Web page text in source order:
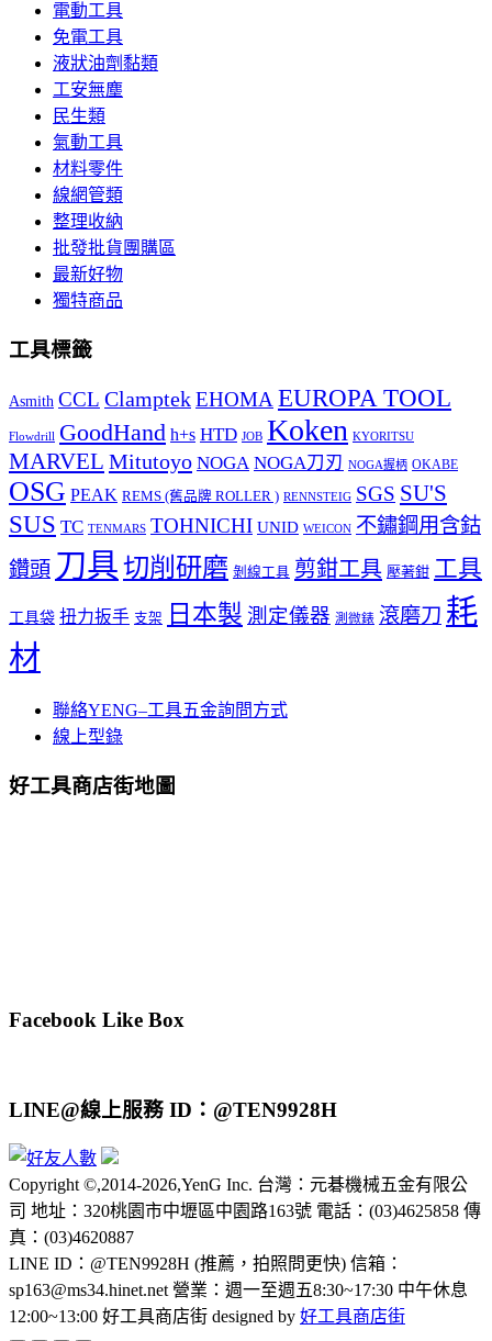
電動工具
免電工具
液狀油劑黏類
工安無塵
民生類
氣動工具
材料零件
線網管類
整理收納
批發批貨團購區
最新好物
獨特商品
工具標籤
Asmith CCL ClamptekEHOMA EUROPA TOOL
Flowdrill GoodHand h+s HTD JOB Koken KYORITSU
MARVEL Mitutoyo NOGA NOGA刀刃 NOGA握柄 OKABE
OSG PEAK REMS (舊品牌 ROLLER ) RENNSTEIG SGS SU'S
SUS TC TENMARS TOHNICHI UNID WEICON 不鏽鋼用含鈷
鑽頭 刀具切削研磨 剝線工具 剪鉗工具 壓著鉗 工具
工具袋 扭力扳手 支架 日本製 測定儀器 測微錶 滾磨刀 耗
材
聯絡YENG–工具五金詢問方式
線上型錄
好工具商店街地圖
Facebook Like Box
LINE@線上服務 ID：@TEN9928H
Copyright ©,2014-2026,YenG Inc. 台灣：元碁機械五金有限公
司 地址：320桃園市中壢區中園路163號 電話：(03)4625858 傳
真：(03)4620887
LINE ID：@TEN9928H (推薦，拍照問更快) 信箱：
sp163@ms34.hinet.net 營業：週一至週五8:30~17:30 中午休息
12:00~13:00 好工具商店街 designed by 好工具商店街